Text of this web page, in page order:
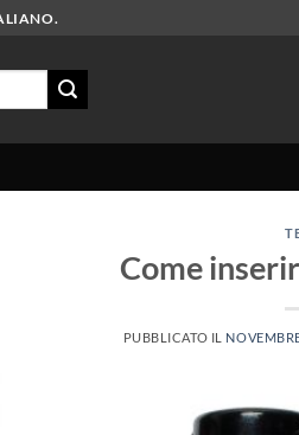
Come
PUBBLICATO IL